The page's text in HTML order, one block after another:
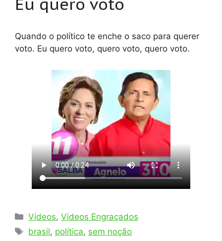
Quando o político te enche o saco para querer
voto. Eu quero voto, quero voto, quero voto.
Categorias
Videos,Videos Engraçados
Tags
brasil, política, sem noção